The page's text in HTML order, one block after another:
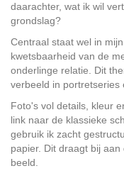
daarachter, wat ik wil
grondslag?
Centraal staat wel in
kwetsbaarheid van de
onderlinge relatie. Dit
verbeeld in portretseries
Foto's vol details, kleur
link naar de klassieke
gebruik ik zacht
papier. Dit draagt bij
beeld.